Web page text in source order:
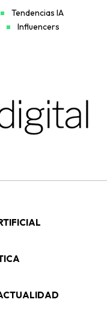
Tendencias IA
Influencers